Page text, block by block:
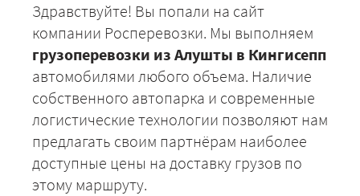
Здравствуйте! Вы попали на сайт
компании Росперевозки. Мы выполняем
грузоперевозки из Алушты в Кингисепп
автомобилями любого объема. Наличие
собственного автопарка и современные
логистические технологии позволяют нам
предлагать своим партнёрам наиболее
доступные цены на доставку грузов по
этому маршруту.